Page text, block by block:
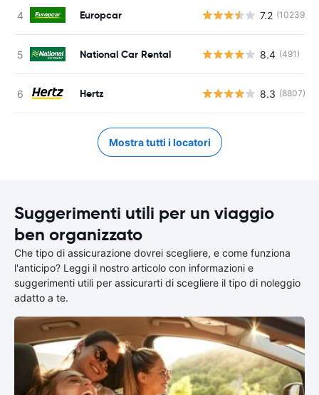
Europcar 7.2 (10239)
National Car Rental 8.4 (491)
Hertz 8.3 (8807)
Mostra tutti i locatori
Suggerimenti utili per un viaggio
ben organizzato
Che tipo di assicurazione dovrei scegliere, e come funziona
l'anticipo? Leggi il nostro articolo con informazioni e
suggerimenti utili per assicurarti di scegliere il tipo di noleggio
adatto a te.